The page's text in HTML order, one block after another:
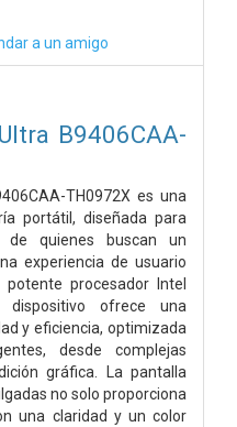
a un amigo
B9406CAA-
TH0972X es una
portátil, diseñada para
de quienes buscan un
experiencia de usuario
procesador Intel
ofrece una
y eficiencia, optimizada
desde complejas
gráfica. La pantalla
no solo proporciona
una claridad y un color